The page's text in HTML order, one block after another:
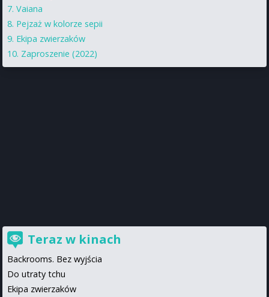
Vaiana
Pejzaż w kolorze sepii
Ekipa zwierzaków
Zaproszenie (2022)
Teraz w kinach
Backrooms. Bez wyjścia
Do utraty tchu
Ekipa zwierzaków